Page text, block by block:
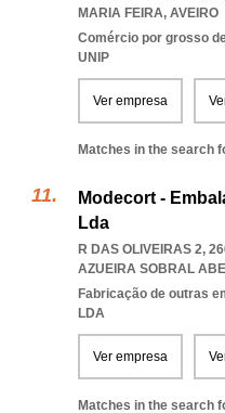
MARIA FEIRA, AVEIRO
Comércio por grosso
UNIP
Ver empresa
Matches in the search
Modecort -
Lda
R DAS OLIVEIRAS 2,
AZUEIRA SOBRAL
Fabricação de outras
LDA
Ver empresa
Matches in the search